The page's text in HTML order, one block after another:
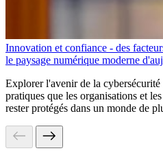
Innovation et confiance - des
le paysage numérique moderne
Explorer l'avenir de la cybersécurité
pratiques que les organisations et
rester protégés dans un monde de